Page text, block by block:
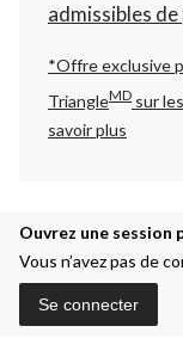
admissibles de
*Offre exclusive
TriangleMD sur
savoir plus
Ouvrez une session
Vous n’avez pas de
Se connecter